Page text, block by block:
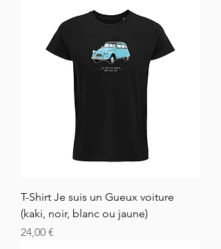
T-Shirt Je suis un Gueux voiture
(kaki, noir, blanc ou jaune)
Hinta
24,00 €